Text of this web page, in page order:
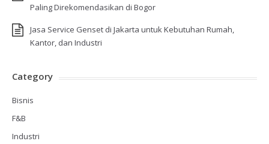
Paling Direkomendasikan di Bogor
Jasa Service Genset di Jakarta untuk Kebutuhan Rumah,
Kantor, dan Industri
Category
Bisnis
F&B
Industri